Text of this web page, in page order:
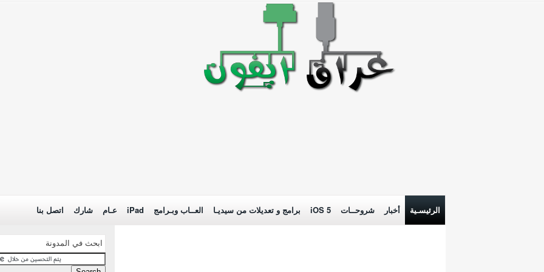
الرئيسـية أخبار شروحــات iOS 5 برامج و تعديلات من سيديـا العــاب وبـرامج iPad عـام شارك اتصل بنا